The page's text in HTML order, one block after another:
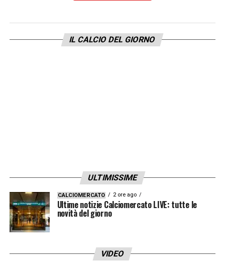
crisi. In casa Udinese la dirigenza è divisa in
due fazioni: da un lato c’è chi appare
IL CALCIO DEL GIORNO
ULTIMISSIME
CALCIOMERCATO 2 ore ago
Ultime notizie Calciomercato LIVE: tutte le
novità del giorno
VIDEO